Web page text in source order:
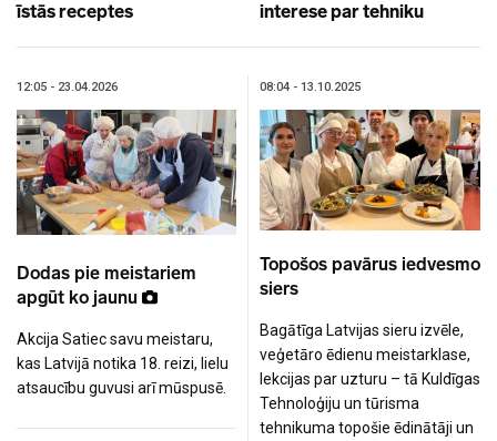
īstās receptes
interese par tehniku
12:05 - 23.04.2026
Dodas pie meistariem
apgūt ko jaunu
Akcija Satiec savu meistaru,
kas Latvijā notika 18. reizi, lielu
atsaucību guvusi arī mūspusē.
08:04 - 13.10.2025
Topošos pavārus iedvesmo
siers
Bagātīga Latvijas sieru izvēle,
veģetāro ēdienu meistarklase,
lekcijas par uzturu – tā Kuldīgas
Tehnoloģiju un tūrisma
tehnikuma topošie ēdinātāji un